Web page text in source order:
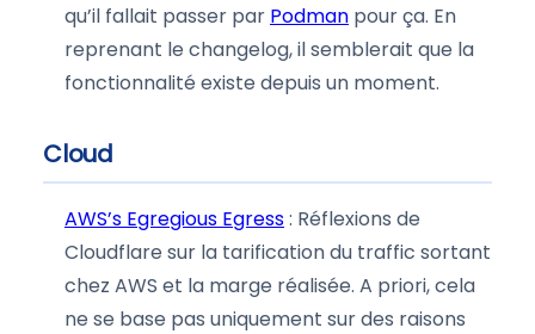
qu’il fallait passer par Podman pour ça. En
reprenant le changelog, il semblerait que la
fonctionnalité existe depuis un moment.
Cloud
AWS’s Egregious Egress: Réflexions de
Cloudflare sur la tarification du traffic sortant
chez AWS et la marge réalisée. A priori, cela
ne se base pas uniquement sur des raisons